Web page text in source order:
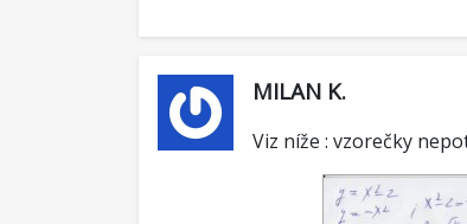
MILAN K.
Viz níže : vzorečky